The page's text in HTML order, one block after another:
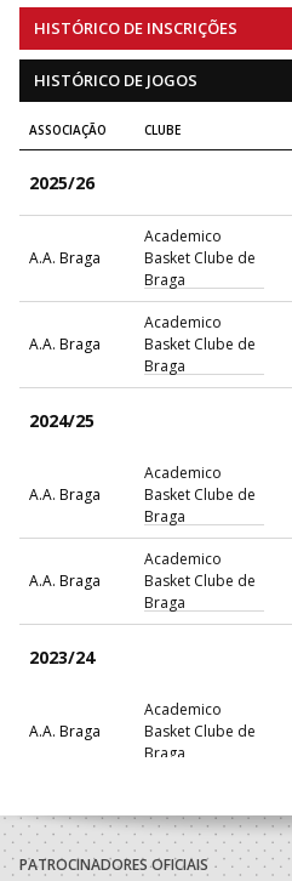
HISTÓRICO DE INSCRIÇÕES
HISTÓRICO DE JOGOS
ASSOCIAÇÃO CLUBE
2025/26
A.A. Braga
Academico
Basket Clube de
Braga
A.A. Braga
Academico
Basket Clube de
Braga
2024/25
A.A. Braga
Academico
Basket Clube de
Braga
A.A. Braga
Academico
Basket Clube de
Braga
2023/24
A.A. Braga
Academico
Basket Clube de
Braga
A.A. Braga
Basket Clube de
Braga
PATROCINADORES OFICIAIS